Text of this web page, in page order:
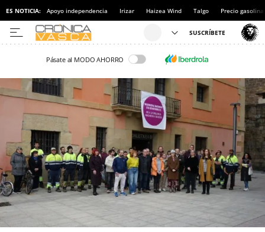
ES NOTICIA: Apoyo independencia Irizar Haizea Wind Talgo Precio gasolina
Pásate al MODO AHORRO